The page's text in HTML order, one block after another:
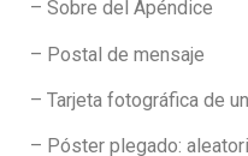
– Sobre del Apéndice
– Postal de mensaje
– Tarjeta fotográfica de
– Póster plegado: